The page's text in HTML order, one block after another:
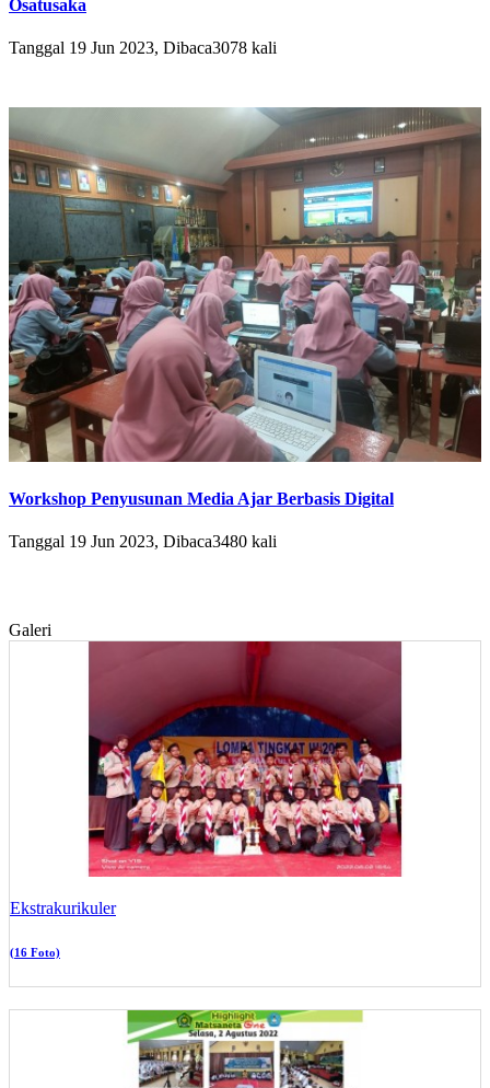
Osatusaka
Tanggal 19 Jun 2023, Dibaca3078 kali
Workshop Penyusunan Media Ajar Berbasis Digital
Tanggal 19 Jun 2023, Dibaca3480 kali
Galeri
Ekstrakurikuler
(16 Foto)